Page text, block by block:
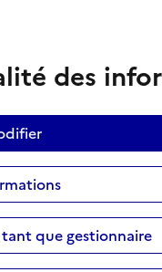
des
que gestionnaire